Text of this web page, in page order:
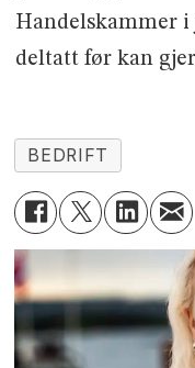
Handelskammer
deltatt før kan
BEDRIFT